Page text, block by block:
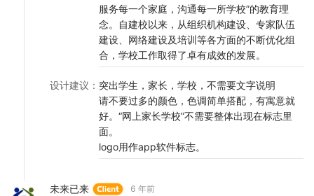
服务每一个家庭，沟通每一所学校”的教育理
念。自建校以来，从组织机构建设、专家队伍
建设、网络建设及培训等各方面的不断优化组
合，学校工作取得了卓有成效的发展。
设计建议 ： 突出学生，家长，学校，不需要文字说明
请不要过多的颜色，色调简单搭配，有寓意就
好。“网上家长学校”不需要整体出现在标志里
面。
logo用作app软件标志。
未来已来 6 年前